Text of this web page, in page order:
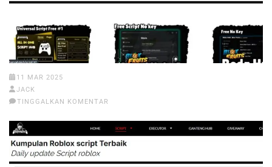
11 MAR 2025
JACK
TINGGALKAN KOMENTAR